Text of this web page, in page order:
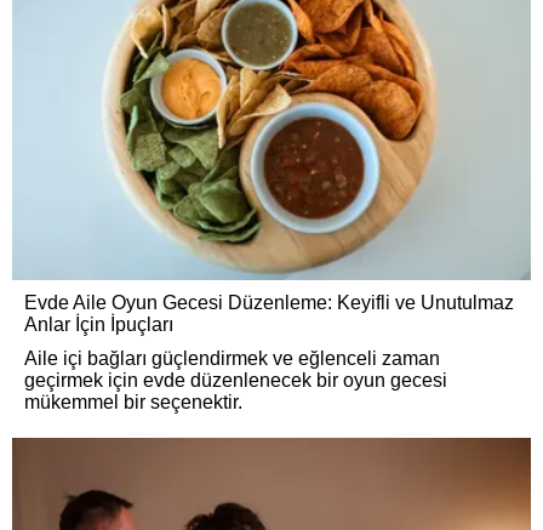
Evde Aile Oyun Gecesi Düzenleme: Keyifli ve Unutulmaz
Anlar İçin İpuçları
Aile içi bağları güçlendirmek ve eğlenceli zaman
geçirmek için evde düzenlenecek bir oyun gecesi
mükemmel bir seçenektir.